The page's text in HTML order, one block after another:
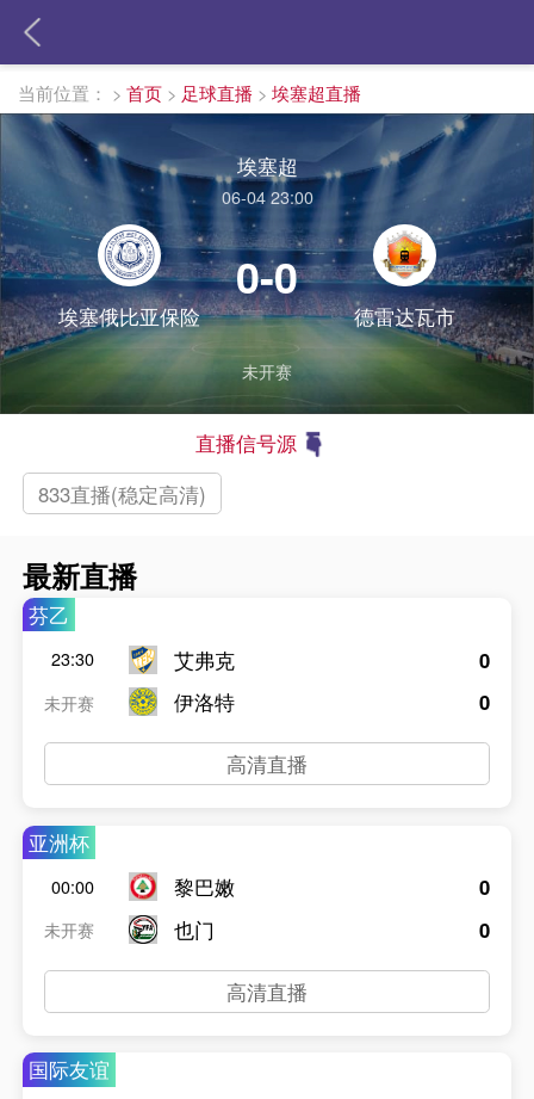
当前位置： > 首页 > 足球直播 > 埃塞超直播
埃塞超
06-04 23:00
埃塞俄比亚保险
0-0
德雷达瓦市
未开赛
直播信号源
833直播(稳定高清)
最新直播
芬乙
23:30
未开赛
艾弗克
伊洛特
0
0
高清直播
亚洲杯
00:00
未开赛
黎巴嫩
也门
0
0
高清直播
国际友谊